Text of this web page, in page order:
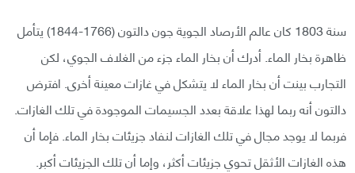
سنة 1803 كان عالم الأرصاد الجوية جون دالتون (1766-1844) يتأمل
ظاهرة بخار الماء. أدرك أن بخار الماء جزء من الغلاف الجوي، لكن
التجارب بينت أن بخار الماء لا يتشكل في غازات معينة أخرى. افترض
دالتون أنه ربما لهذا علاقة بعدد الجسيمات الموجودة في تلك الغازات.
فربما لا يوجد مجال في تلك الغازات لنفاد جزيئات بخار الماء. فإما أن
هذه الغازات الأثقل تحوي جزيئات أكثر، وإما أن تلك الجزيئات أكبر.